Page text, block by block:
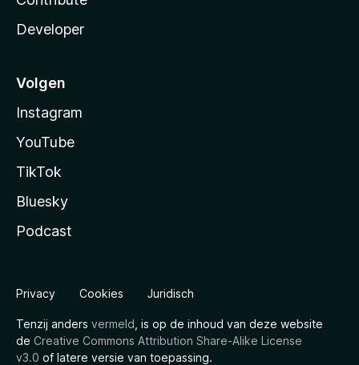
Developer
Volgen
Instagram
YouTube
TikTok
Bluesky
Podcast
Privacy Cookies Juridisch
Tenzij anders vermeld , is op de inhoud van deze website
de Creative Commons Attribution Share-Alike License
v3.0 of latere versie van toepassing.